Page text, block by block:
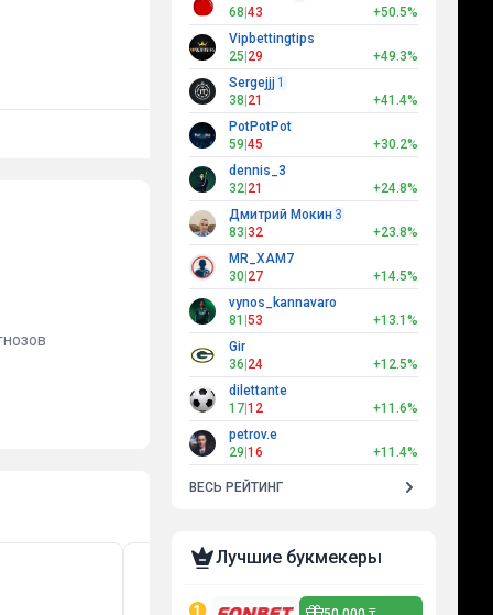
68 43
+50.5%
Vipbettingtips
25 29
+49.3%
Sergejjj 1
38 21
+41.4%
PotPotPot
59 45
+30.2%
dennis_3
32 21
+24.8%
Дмитрий Мокин 3
83 32
+23.8%
MR_XAM7
30 27
+14.5%
vynos_kannavaro
81 53
+13.1%
Gir
36 24
+12.5%
dilettante
17 12
+11.6%
petrov.e
29 16 +11.4%
ВЕСЬ РЕЙТИНГ
Лучшие букмекеры